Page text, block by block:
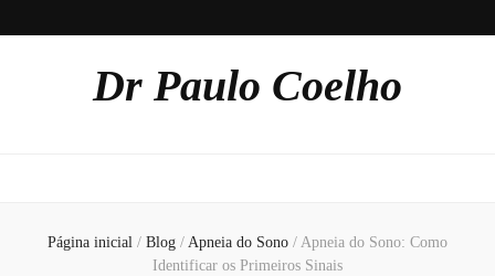
Dr Paulo Coelho
Página inicial / Blog / Apneia do Sono / Apneia do Sono: Como
Identificar os Primeiros Sinais